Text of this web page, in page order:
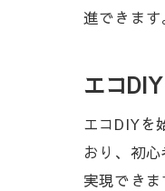
進できま
エコ
エコDIYを
おり、初
実現でき